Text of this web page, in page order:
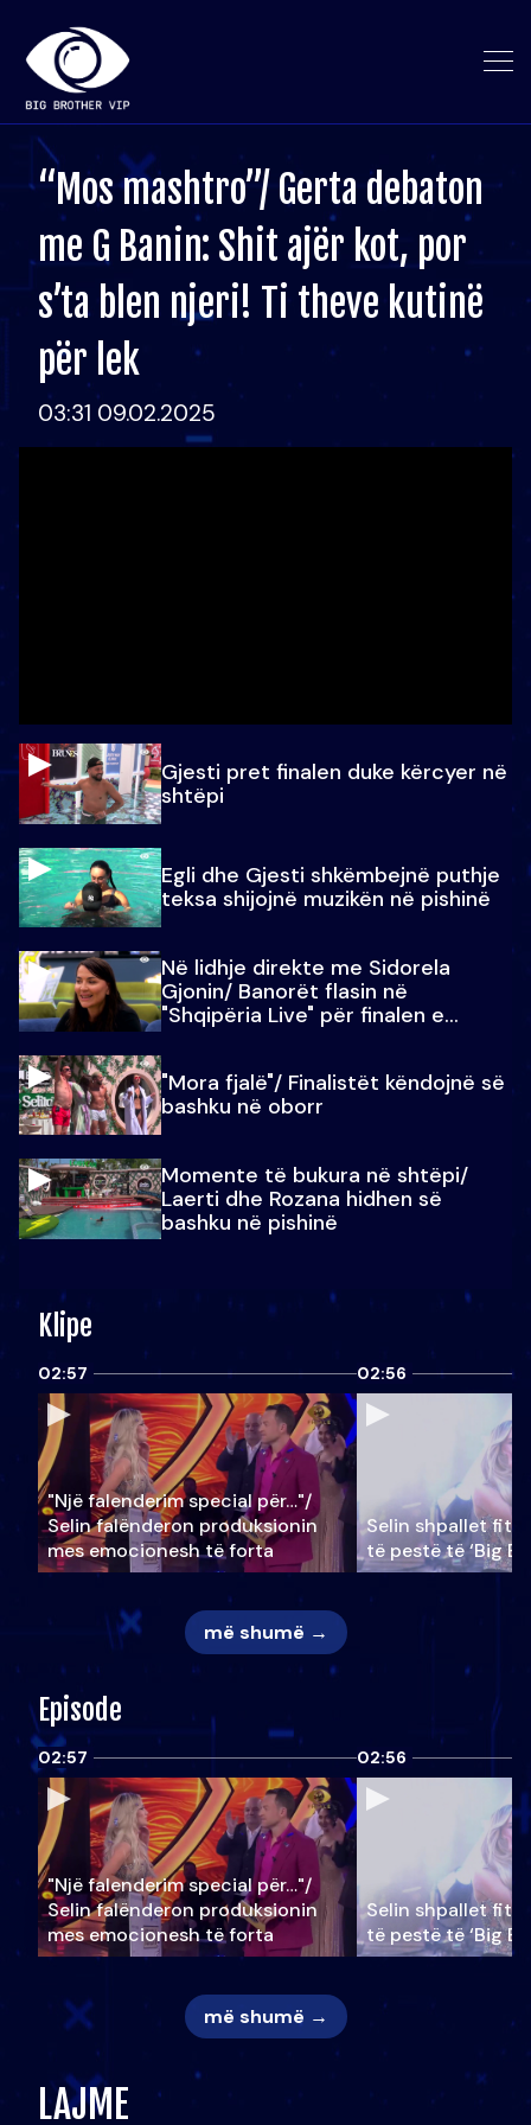
“Mos mashtro”/ Gerta debaton
me G Banin: Shit ajër kot, por
s’ta blen njeri! Ti theve kutinë
për lek
03:31 09.02.2025
Gjesti pret finalen duke kërcyer në
shtëpi
Egli dhe Gjesti shkëmbejnë puthje
teksa shijojnë muzikën në pishinë
Në lidhje direkte me Sidorela
Gjonin/ Banorët flasin në
"Shqipëria Live" për finalen e
"Mora fjalë"/ Finalistët këndojnë së
bashku në oborr
Momente të bukura në shtëpi/
Laerti dhe Rozana hidhen së
bashku në pishinë
Klipe
02:57
"Një falenderim special për…"/
Selin falënderon produksionin
mes emocionesh të forta
02:56
Selin shpallet
të pestë të ‘Big
më shumë →
Episode
02:57
"Një falenderim special për…"/
Selin falënderon produksionin
mes emocionesh të forta
02:56
Selin shpallet
të pestë të ‘Big
më shumë →
LAJME